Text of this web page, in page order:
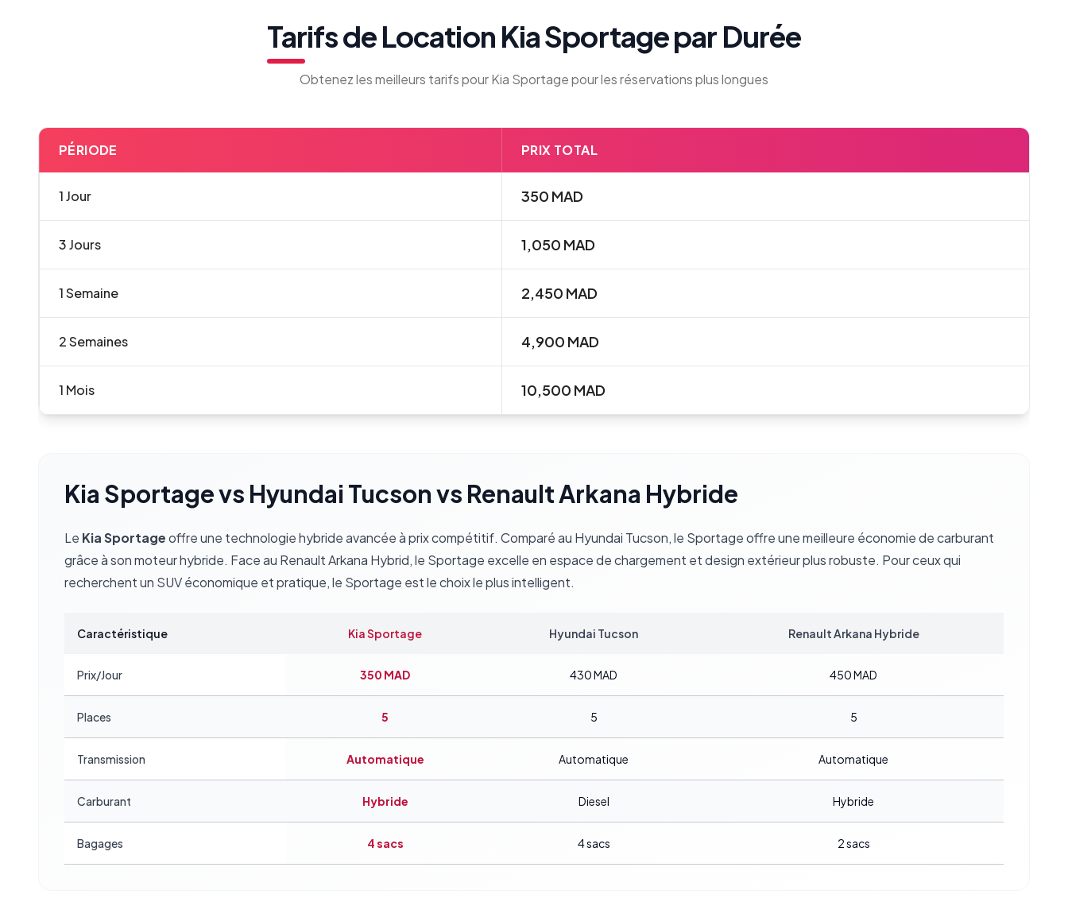
Tarifs de Location Kia Sportage par Durée
Obtenez les meilleurs tarifs pour Kia Sportage pour les réservations plus longues
PÉRIODE PRIX TOTAL
1 Jour 350 MAD
3 Jours 1,050 MAD
1 Semaine 2,450 MAD
2 Semaines 4,900 MAD
1 Mois 10,500 MAD
Kia Sportagevs Hyundai Tucson vs Renault Arkana Hybride
Le Kia Sportageoffre une technologie hybride avancée à prix compétitif. Comparé au Hyundai Tucson, le Sportage offre une meilleure économie de carburant
grâce à son moteur hybride. Face au Renault Arkana Hybrid, le Sportage excelle en espace de chargement et design extérieur plus robuste. Pour ceux qui
recherchent un SUV économique et pratique, le Sportage est le choix le plus intelligent.
Caractéristique Kia Sportage Hyundai Tucson Renault Arkana Hybride
Prix/Jour 350 MAD 430MAD 450MAD
Places 5 5 5
Transmission Automatique Automatique Automatique
Carburant Hybride Diesel Hybride
Bagages 4sacs 4sacs 2sacs